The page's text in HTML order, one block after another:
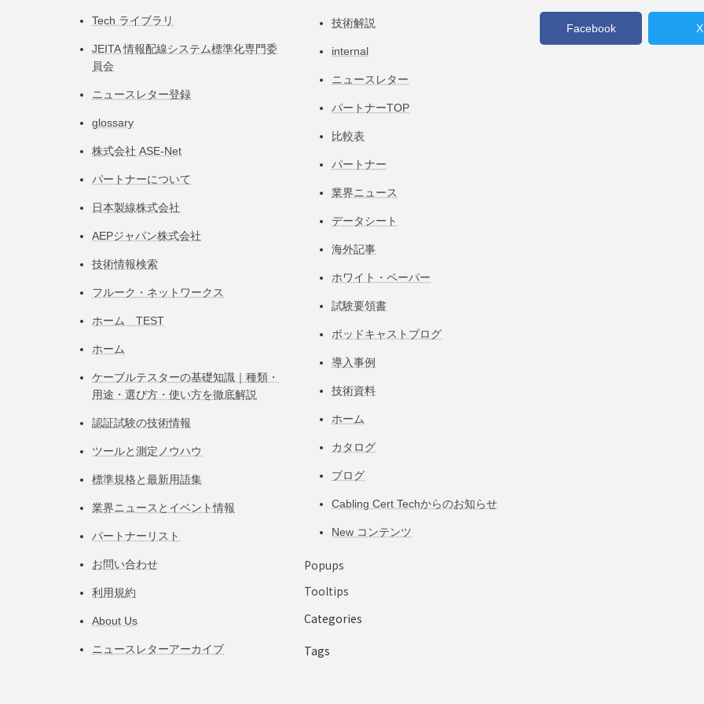
Tech ライブラリ
JEITA 情報配線システム標準化専⾨委
員会
ニュースレター登録
glossary
株式会社 ASE-Net
パートナーについて
日本製線株式会社
AEPジャパン株式会社
技術情報検索
フルーク・ネットワークス
ホーム TEST
ホーム
ケーブルテスターの基礎知識｜種類・
用途・選び方・使い方を徹底解説
認証試験の技術情報
ツールと測定ノウハウ
標準規格と最新用語集
業界ニュースとイベント情報
パートナーリスト
お問い合わせ
利用規約
About Us
ニュースレターアーカイブ
技術解説
internal
ニュースレター
パートナーTOP
比較表
パートナー
業界ニュース
データシート
海外記事
ホワイト・ペーパー
試験要領書
ポッドキャストブログ
導入事例
技術資料
ホーム
カタログ
ブログ
Cabling Cert Techからのお知らせ
New コンテンツ
Popups
Tooltips
Categories
Tags
Facebook X